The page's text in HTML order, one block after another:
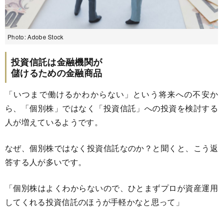
Photo: Adobe Stock
投資信託は金融機関が
儲けるための金融商品
「いつまで働けるかわからない」という将来への不安か
ら、「個別株」ではなく「投資信託」への投資を検討する
人が増えているようです。
なぜ、個別株ではなく投資信託なのか？と聞くと、こう返
答する人が多いです。
「個別株はよくわからないので、ひとまずプロが資産運用
してくれる投資信託のほうが手軽かなと思って」